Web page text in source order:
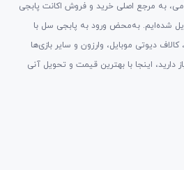
به مرجع اصلی خرید و فروش اکانت پابجی
شده‌ایم. به‌محض ورود به پابجی سل با
کالاف دیوتی موبایل، وارزون و سایر بازی‌ها
دارید، اینجا با بهترین قیمت و تحویل آنی